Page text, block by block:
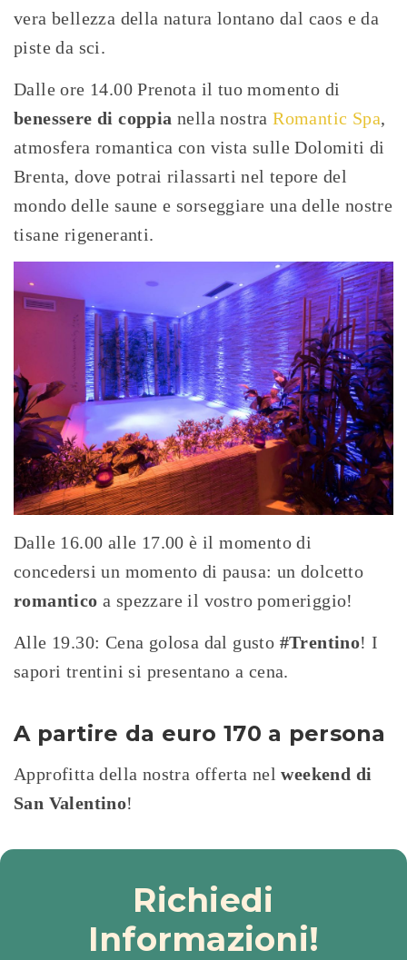
vera bellezza della natura lontano dal caos e da
piste da sci.
Dalle ore 14.00 Prenota il tuo momento di
benessere di coppia nella nostraRomantic Spa,
atmosfera romantica con vista sulle Dolomiti di
Brenta, dove potrai rilassarti nel tepore del
mondo delle saune e sorseggiare una delle nostre
tisane rigeneranti.
Dalle 16.00 alle 17.00 è il momento di
concedersi un momento di pausa: un dolcetto
romantico a spezzare il vostro pomeriggio!
Alle 19.30: Cena golosa dal gusto #Trentino! I
sapori trentini si presentano a cena.
A partire da euro 170 a persona
Approfitta della nostra offerta nelweekend di
San Valentino!
Richiedi
Informazioni!